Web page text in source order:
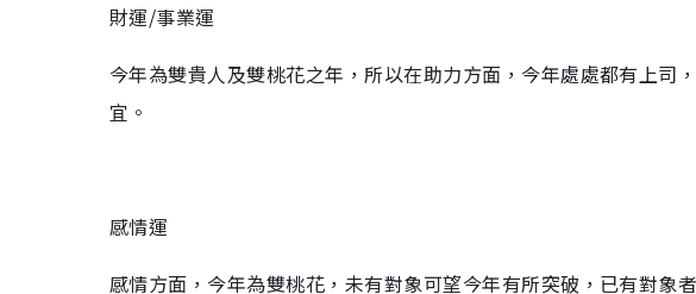
財運/事業運
今年為雙貴人及雙桃花之年，所以在助力方面，今年處處都有上司
宜。
感情運
感情方面，今年為雙桃花，未有對象可望今年有所突破，已有對象